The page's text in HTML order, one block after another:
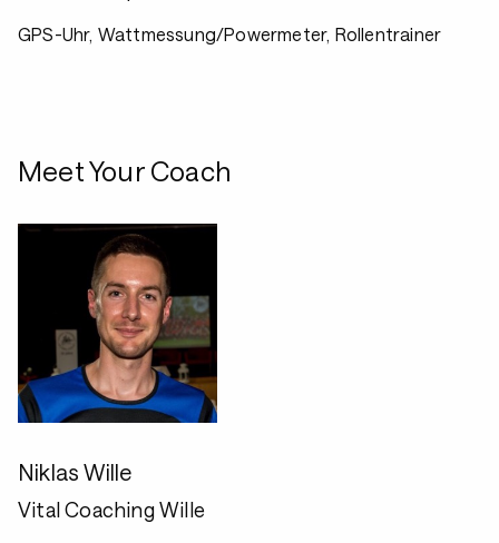
GPS-Uhr, Wattmessung/Powermeter, Rollentrainer
Meet Your Coach
Niklas Wille
Vital Coaching Wille